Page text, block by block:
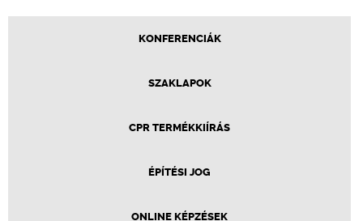
KONFERENCIÁK
SZAKLAPOK
CPR TERMÉKKIÍRÁS
ÉPÍTÉSI JOG
ONLINE KÉPZÉSEK